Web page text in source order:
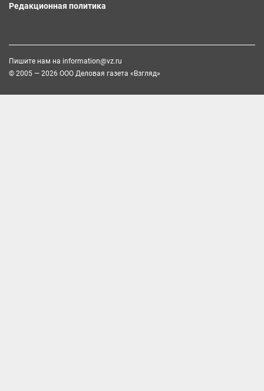
Редакционная политика
Пишите нам на information@vz.ru
© 2005 — 2026 ООО Деловая газета «Взгляд»